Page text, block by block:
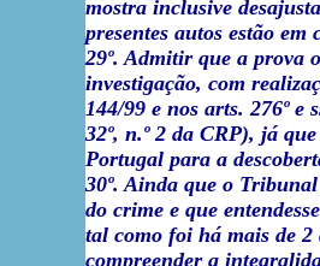
mostra inclusive
presentes autos estão
29º. Admitir que a prova
investigação, com
144/99 e nos arts. 276º
32º, n.º 2 da CRP), já
Portugal para a
30º. Ainda que o
do crime e que
tal como foi há mais de
compreender a